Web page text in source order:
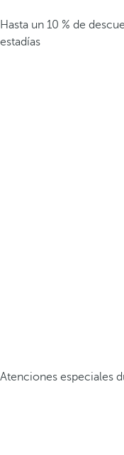
Hasta un 10 % de
estadías
Atenciones especiales